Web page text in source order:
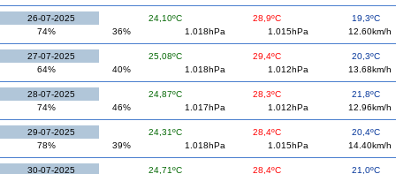
26-07-2025 24,10ºC 28,9ºC
19,3ºC
74%
36% 1.018hPa 1.015hPa 12.60km/h
27-07-2025 25,08ºC 29,4ºC
20,3ºC
64%
40% 1.018hPa 1.012hPa 13.68km/h
28-07-2025 24,87ºC 28,3ºC
21,8ºC
74%
46% 1.017hPa 1.012hPa 12.96km/h
29-07-2025 24,31ºC 28,4ºC
20,4ºC
78%
39% 1.018hPa 1.015hPa 14.40km/h
30-07-2025 24,71ºC 28,4ºC
21,0ºC